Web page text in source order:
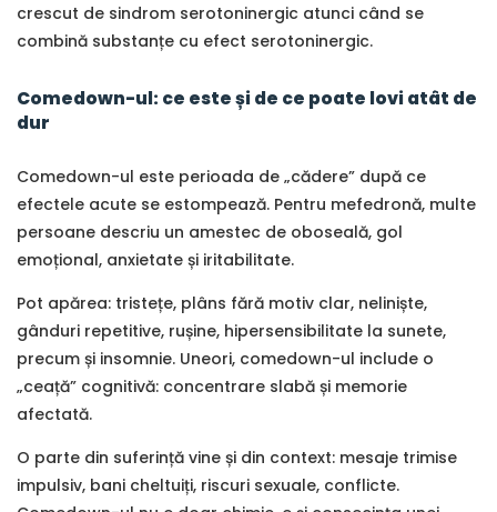
crescut de sindrom serotoninergic atunci când se
combină substanțe cu efect serotoninergic.
Comedown-ul: ce este și de ce poate lovi atât de
dur
Comedown-ul este perioada de „cădere” după ce
efectele acute se estompează. Pentru mefedronă, multe
persoane descriu un amestec de oboseală, gol
emoțional, anxietate și iritabilitate.
Pot apărea: tristețe, plâns fără motiv clar, neliniște,
gânduri repetitive, rușine, hipersensibilitate la sunete,
precum și insomnie. Uneori, comedown-ul include o
„ceață” cognitivă: concentrare slabă și memorie
afectată.
O parte din suferință vine și din context: mesaje trimise
impulsiv, bani cheltuiți, riscuri sexuale, conflicte.